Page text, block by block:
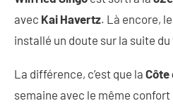
avec Kai Havertz. Là encore,
installé un doute sur la suite
La différence, c’est que la Côte
semaine avec le même